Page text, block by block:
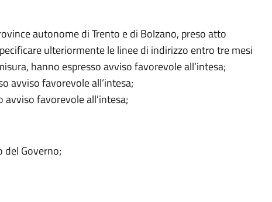
autonome di Trento e di Bolzano, preso atto
ulteriormente le linee di indirizzo entro tre mesi
hanno espresso avviso favorevole all’intesa;
avviso favorevole all’intesa;
avviso favorevole all’intesa;
del Governo;